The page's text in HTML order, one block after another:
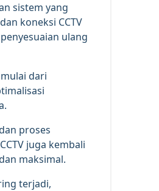
sistem yang
koneksi CCTV
ulang
dari
proses
juga kembali
maksimal.
terjadi,